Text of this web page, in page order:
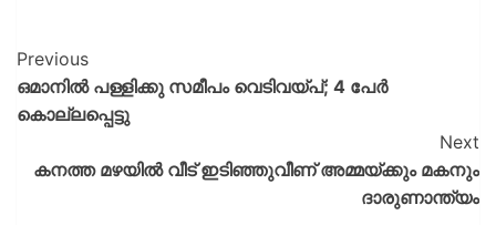
Previous
ഒമാനിൽ പള്ളിക്കു സമീപം വെടിവയ്പ്; 4 പേർ
കൊല്ലപ്പെട്ടു
Next
കനത്ത മഴയില്‍ വീട് ഇടിഞ്ഞുവീണ് അമ്മയ്ക്കും മകനും
ദാരുണാന്ത്യം